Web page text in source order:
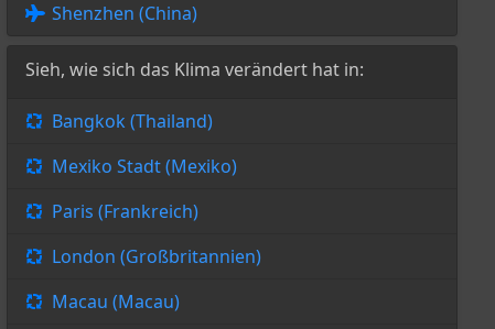
Shenzhen (China)
Sieh, wie sich das Klima verändert hat in:
Bangkok (Thailand)
Mexiko Stadt (Mexiko)
Paris (Frankreich)
London (Großbritannien)
Macau (Macau)